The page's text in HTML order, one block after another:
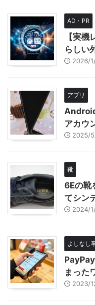
AD・PR
【実
らしい
2026/
アプリ
アカウ
2025/
靴
6Eの靴
てシン
2024/
よしなし
まった
2023/